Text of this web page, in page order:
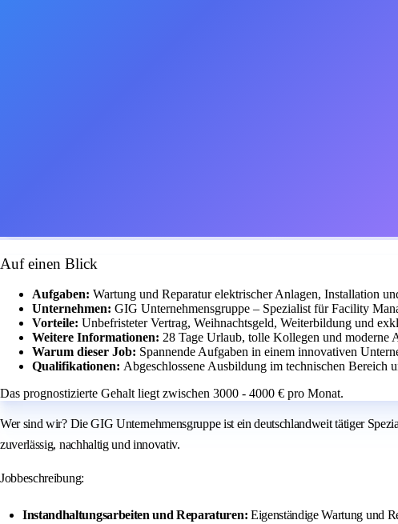
Auf einen Blick
Aufgaben: Wartung und Reparatur elektrischer Anlagen, Installation
Unternehmen: GIG Unternehmensgruppe – Spezialist für Facility
Vorteile: Unbefristeter Vertrag, Weihnachtsgeld, Weiterbildung und
Weitere Informationen: 28 Tage Urlaub, tolle Kollegen und moderne
Warum dieser Job: Spannende Aufgaben in einem innovativen
Qualifikationen: Abgeschlossene Ausbildung im technischen Bereich
Das prognostizierte Gehalt liegt zwischen 3000 - 4000 € pro Monat.
Wer sind wir? Die GIG Unternehmensgruppe ist ein deutschlandweit tätiger
zuverlässig, nachhaltig und innovativ.
Jobbeschreibung:
Instandhaltungsarbeiten und Reparaturen: Eigenständige Wartung und